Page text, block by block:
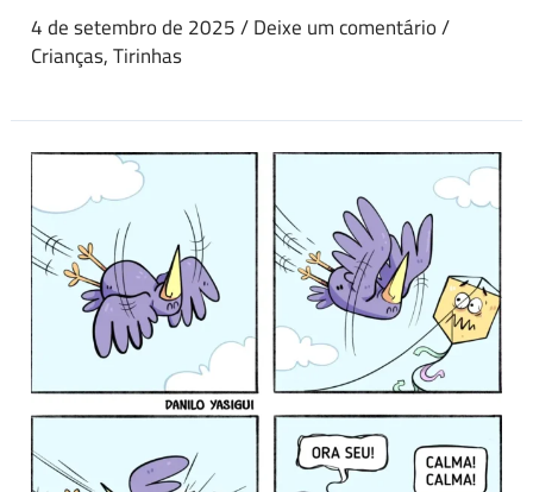
4 de setembro de 2025/Deixe um comentário/
Crianças,Tirinhas